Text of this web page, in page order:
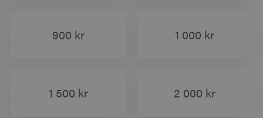
900 kr 1 000 kr
1 500 kr 2 000 kr